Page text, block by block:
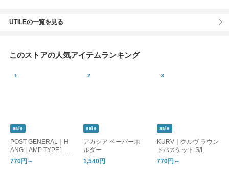
UTILEの一覧を見る
このストアの人気アイテムランキング
sale
POST GENERAL｜H
ANG LAMP TYPE1 ハ
ングランプ タイプワ
770円～
sale
アカシア ペーパーホ
ルダー
1,540円
sale
KURV｜クルヴ ラウン
ドバスケット S/L
770円～